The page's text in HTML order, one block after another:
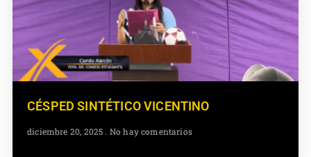
CÉSPED SINTÉTICO VICENTINO
diciembre 20, 2025 No hay comentarios